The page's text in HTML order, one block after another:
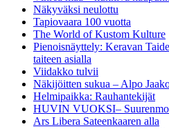
Näkyväksi neulottu
Tapiovaara 100 vuotta
The World of Kustom Kulture
Pienoisnäyttely: Keravan
taiteen asialla
Viidakko tulvii
Näkijöitten sukua – Alpo
Helmipaikka: Rauhantekijät
HUVIN VUOKSI–
Ars Libera Sateenkaaren alla